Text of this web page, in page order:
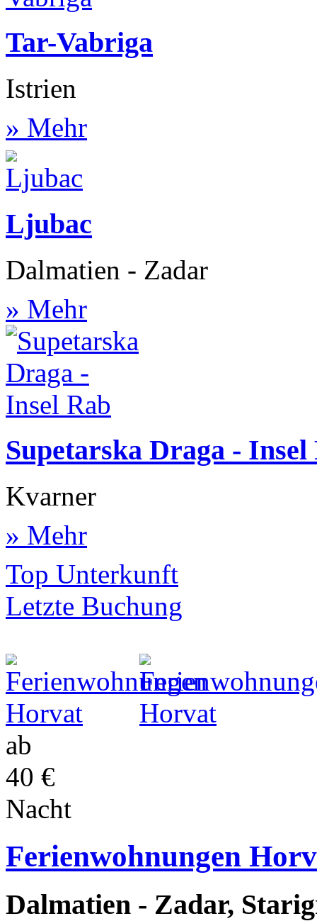
Tar-Vabriga
Istrien
» Mehr
Ljubac
Dalmatien - Zadar
» Mehr
Supetarska Draga - Insel
Kvarner
» Mehr
Top Unterkunft
Letzte Buchung
ab
40 €
Nacht
Ferienwohnungen
Dalmatien - Zadar,